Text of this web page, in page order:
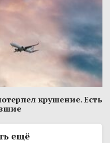
крушение. Есть
ещё